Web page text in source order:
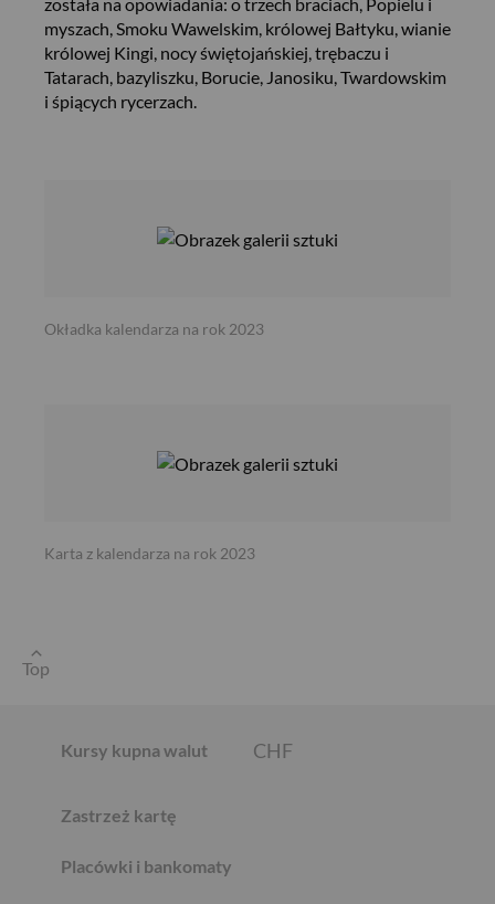
myszach, Smoku Wawelskim, królowej Bałtyku, wianie
królowej Kingi, nocy świętojańskiej, trębaczu i
Tatarach, bazyliszku, Borucie, Janosiku, Twardowskim
i śpiących rycerzach.
Okładka kalendarza na rok 2023
Karta z kalendarza na rok 2023
Top
Kursy kupna walut
USD
CHF
Zastrzeż kartę
Placówki i bankomaty